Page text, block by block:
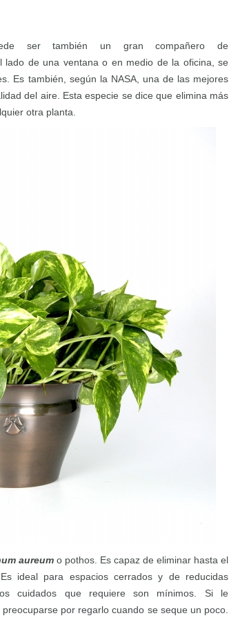
ser también un gran compañero de
lado de una ventana o en medio de la oficina, se
Es también, según la NASA, una de las mejores
del aire. Esta especie se dice que elimina más
otra planta.
aureum o pothos. Es capaz de eliminar hasta el
ideal para espacios cerrados y de reducidas
cuidados que requiere son mínimos. Si le
por regarlo cuando se seque un poco.